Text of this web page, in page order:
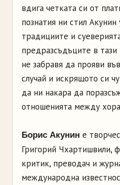
вдига четката си от
познатия ни стил
традициите и
предразсъдъците в тази
не забравя да прояви
случай и искрящото си
да ни накара да
отношенията между
Борис Акунин е
Григорий Чхартишвили,
критик, преводач и
международна